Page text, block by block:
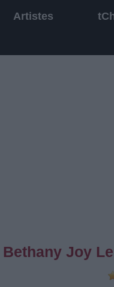
Artistes
Joy